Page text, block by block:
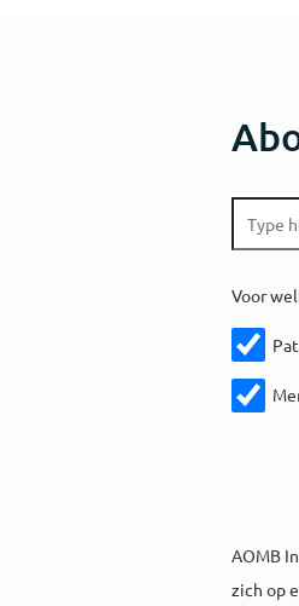
Voor
AOMB
zich op